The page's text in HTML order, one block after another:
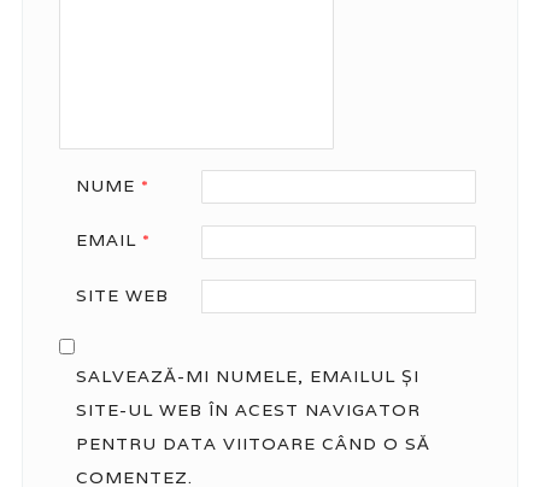
NUME *
EMAIL *
SITE WEB
SALVEAZĂ-MI NUMELE, EMAILUL ȘI
SITE-UL WEB ÎN ACEST NAVIGATOR
PENTRU DATA VIITOARE CÂND O SĂ
COMENTEZ.